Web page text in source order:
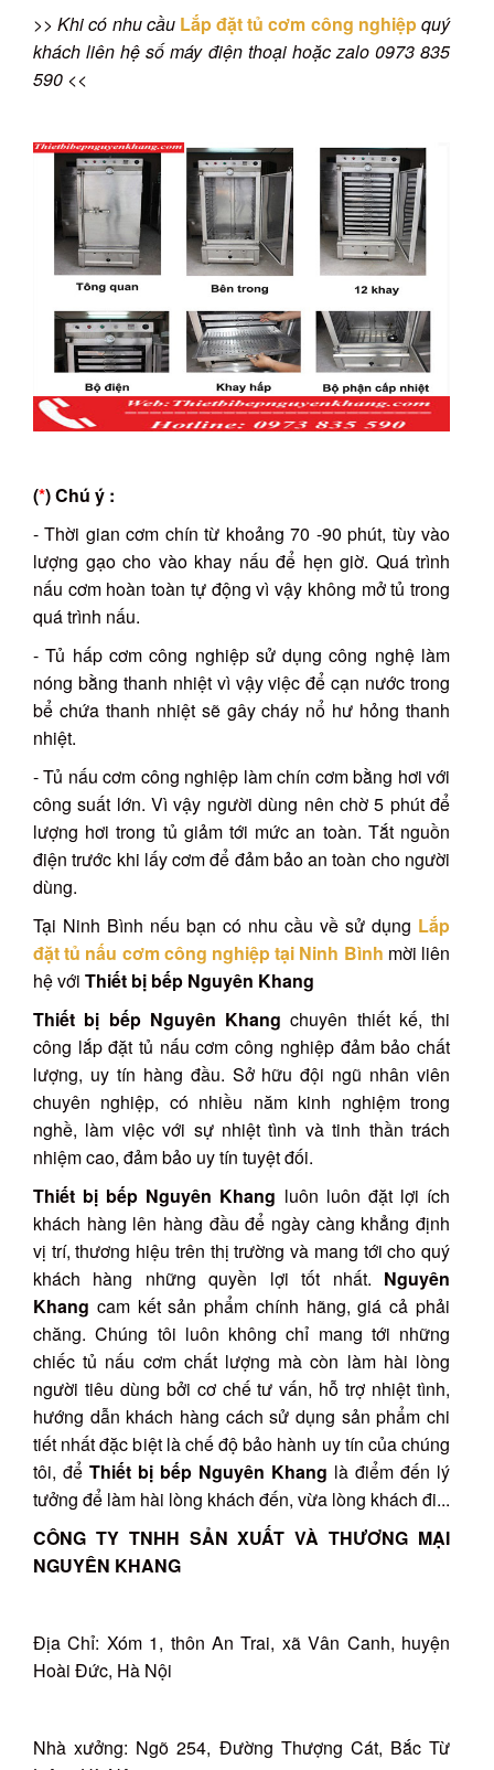
>>Khi có nhu cầu Lắp đặt tủ cơm công nghiệpquý
khách liên hệ số máy điện thoại hoặc zalo 0973 835
590 <<
(*) Chú ý :
- Thời gian cơm chín từ khoảng 70 -90 phút, tùy vào
lượng gạo cho vào khay nấu để hẹn giờ. Quá trình
nấu cơm hoàn toàn tự động vì vậy không mở tủ trong
quá trình nấu.
- Tủ hấp cơm công nghiệp sử dụng công nghệ làm
nóng bằng thanh nhiệt vì vậy việc để cạn nước trong
bể chứa thanh nhiệt sẽ gây cháy nổ hư hỏng thanh
nhiệt.
- Tủ nấu cơm công nghiệp làm chín cơm bằng hơi với
công suất lớn. Vì vậy người dùng nên chờ 5 phút để
lượng hơi trong tủ giảm tới mức an toàn. Tắt nguồn
điện trước khi lấy cơm để đảm bảo an toàn cho người
dùng.
Tại Ninh Bình nếu bạn có nhu cầu về sử dụng Lắp
đặt tủ nấu cơm công nghiệp tại Ninh Bình mời liên
hệ với Thiết bị bếp Nguyên Khang
Thiết bị bếp Nguyên Khang chuyên thiết kế, thi
công lắp đặt tủ nấu cơm công nghiệp đảm bảo chất
lượng, uy tín hàng đầu. Sở hữu đội ngũ nhân viên
chuyên nghiệp, có nhiều năm kinh nghiệm trong
nghề, làm việc với sự nhiệt tình và tinh thần trách
nhiệm cao, đảm bảo uy tín tuyệt đối.
Thiết bị bếp Nguyên Khang luôn luôn đặt lợi ích
khách hàng lên hàng đầu để ngày càng khẳng định
vị trí, thương hiệu trên thị trường và mang tới cho quý
khách hàng những quyền lợi tốt nhất. Nguyên
Khang cam kết sản phẩm chính hãng, giá cả phải
chăng. Chúng tôi luôn không chỉ mang tới những
chiếc tủ nấu cơm chất lượng mà còn làm hài lòng
người tiêu dùng bởi cơ chế tư vấn, hỗ trợ nhiệt tình,
hướng dẫn khách hàng cách sử dụng sản phẩm chi
tiết nhất đặc biệt là chế độ bảo hành uy tín của chúng
tôi, để Thiết bị bếp Nguyên Khang là điểm đến lý
tưởng để làm hài lòng khách đến, vừa lòng khách đi...
CÔNG TY TNHH SẢN XUẤT VÀ THƯƠNG MẠI
NGUYÊN KHANG
Địa Chỉ: Xóm 1, thôn An Trai, xã Vân Canh, huyện
Hoài Đức, Hà Nội
Nhà xưởng: Ngõ 254, Đường Thượng Cát, Bắc Từ